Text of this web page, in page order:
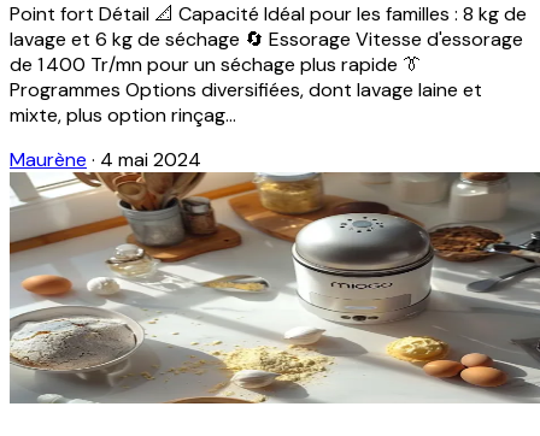
Point fort Détail 📐 Capacité Idéal pour les familles : 8 kg de
lavage et 6 kg de séchage 🔄 Essorage Vitesse d'essorage
de 1 400 Tr/mn pour un séchage plus rapide 👔
Programmes Options diversifiées, dont lavage laine et
mixte, plus option rinçag...
Maurène · 4 mai 2024